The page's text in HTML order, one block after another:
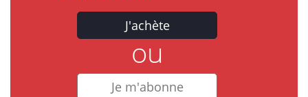
J'achète
ou
Je m'abonne